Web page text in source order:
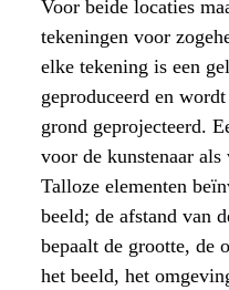
Voor beide locaties
tekeningen voor
elke tekening is een
geproduceerd en
grond geprojecteerd.
voor de kunstenaar
Talloze elementen
beeld; de afstand van
bepaalt de grootte, de
het beeld, het